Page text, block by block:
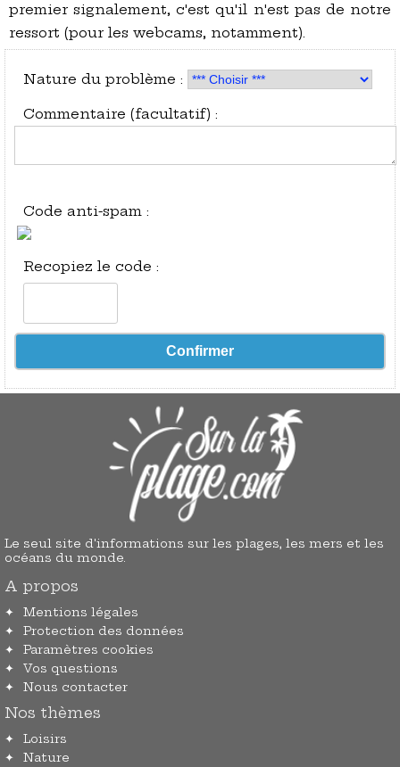
premier signalement, c'est qu'il n'est pas de notre
ressort (pour les webcams, notamment).
Nature du problème :
Commentaire (facultatif) :
Code anti-spam :
Recopiez le code :
Le seul site d'informations sur les plages, les mers et les
océans du monde.
A propos
Mentions légales
Protection des données
Paramètres cookies
Vos questions
Nous contacter
Nos thèmes
Loisirs
Nature